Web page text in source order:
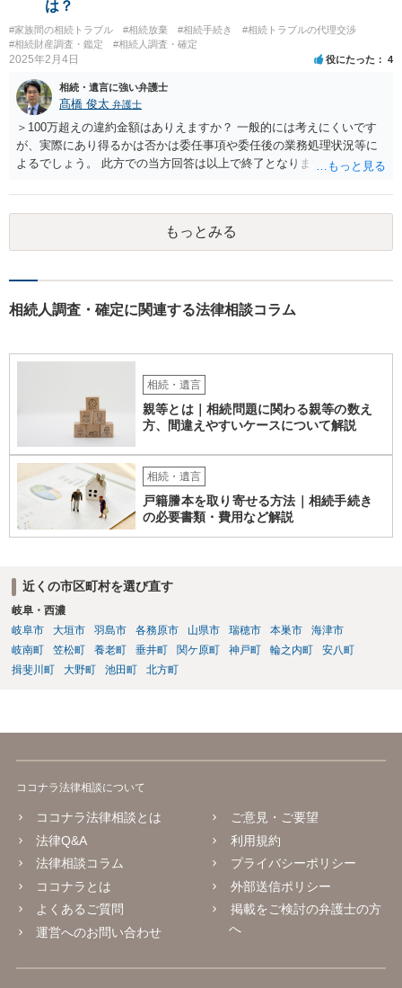
うな事はありますか？ →遺言が有効な場合、優位に立つことはできま
せんが、お祖父様が認知症であるなどの「遺言が作れないはずの事
情」があるならば①遺言無効確認の訴えを起こすのは一つの手です。
問4 相続トラブルの代理交渉は可能でしょうか。 →一般論としては可
能ですが、お伺いする内容ですとお祖父様が亡くなられた後に動くこ
とになるでしょう。
は？
#家族間の相続トラブル #相続放棄 #相続手続き
#相続トラブルの代理交渉
#相続財産調査・鑑定
#相続人調査・確定
2025年2月4日 役にたった 4
相続・遺言に強い弁護士
髙橋 俊太 弁護士
＞100万超えの違約金額はありえますか？ 一般的には考えにくいです
が、実際にあり得るかは否かは委任事項や委任後の業務処理状況等に
よるでしょう。 此方での当方回答は以上で終了となりますが、参考に
もっとみる
相続人調査・確定に関連する法律相談コラム
相続・遺言
親等とは｜相続問題に関わる親等の数え
方、間違えやすいケースについて解説
相続・遺言
戸籍謄本を取り寄せる方法｜相続手続き
の必要書類・費用など解説
近くの市区町村を選び直す
岐阜・西濃
岐阜市
大垣市 羽島市 各務原市 山県市 瑞穂市 本巣市
海津市
岐南町
笠松町 養老町 垂井町 関ケ原町 神戸町 輪之内町
安八町
揖斐川町
大野町 池田町 北方町
ココナラ法律相談について
ココナラ法律相談とは
法律Q&A
法律相談コラム
ココナラとは
よくあるご質問
運営へのお問い合わせ
ご意見・ご要望
利用規約
プライバシーポリシー
外部送信ポリシー
掲載をご検討の弁護士の方
へ